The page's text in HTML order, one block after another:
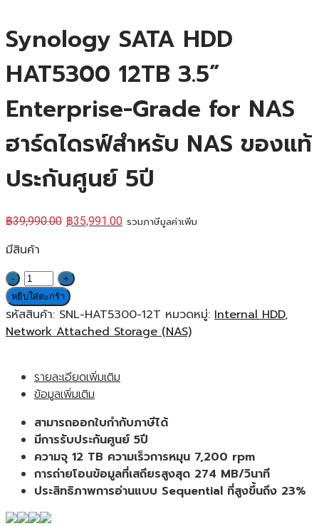
Synology SATA HDD
HAT5300 12TB 3.5”
Enterprise-Grade for NAS
ฮาร์ดไดรฟ์สำหรับ NAS ของแท้
ประกันศูนย์ 5ปี
฿39,990.00 ฿35,991.00 รวมภาษีมูลค่าเพิ่ม
มีสินค้า
จำนวน
Synology
SATA
HDD
3.5”
Enterprise-
for
NAS
ฮาร์ด
ไดรฟ์
สำหรับ
NAS
หยิบใส่ตะกร้า
รหัสสินค้า: SNL-HAT5300-12T หมวดหมู่: Internal HDD,
Network Attached Storage (NAS)
รายละเอียดเพิ่มเติม
ข้อมูลเพิ่มเติม
สามารถออกใบกำกับภาษีได้
มีการรับประกันศูนย์ 5ปี
ความจุ 12 TB ความเร็วการหมุน 7,200 rpm
การถ่ายโอนข้อมูลที่เสถียรสูงสุด 274 MB/วินาที
ประสิทธิภาพการอ่านแบบ Sequential ที่สูงขึ้นถึง 23%